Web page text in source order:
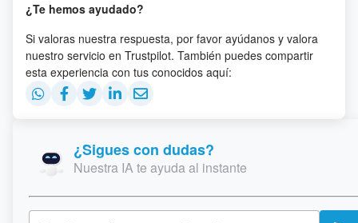
¿Te hemos ayudado?
Si valoras nuestra respuesta, por favor ayúdanos y valora
nuestro servicio en Trustpilot. También puedes compartir
esta experiencia con tus conocidos aquí:
¿Sigues con dudas?
Nuestra IA te ayuda al instante